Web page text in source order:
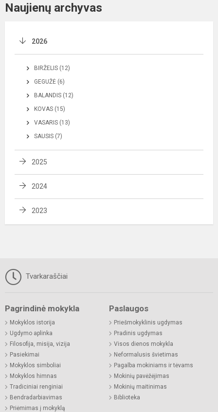
Naujienų archyvas
2026
BIRŽELIS (12)
GEGUŽĖ (6)
BALANDIS (12)
KOVAS (15)
VASARIS (13)
SAUSIS (7)
2025
2024
2023
Tvarkaraščiai
Pagrindinė mokykla
Mokyklos istorija
Ugdymo aplinka
Filosofija, misija, vizija
Pasiekimai
Mokyklos simboliai
Mokyklos himnas
Tradiciniai renginiai
Bendradarbiavimas
Priėmimas į mokyklą
Paslaugos
Priešmokyklinis ugdymas
Pradinis ugdymas
Visos dienos mokykla
Neformalusis švietimas
Pagalba mokiniams ir tėvams
Mokinių pavėžėjimas
Mokinių maitinimas
Biblioteka